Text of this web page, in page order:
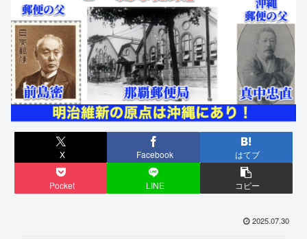
X Facebook はてブ
Pocket LINE コピー
2025.07.30